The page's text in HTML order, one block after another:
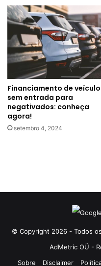
Financiamento de
sem entrada para
negativados: conheça
agora!
setembro 4, 2024
© Copyright 2026 - Todos
AdMetric OÜ -
Sobre
Disclaimer